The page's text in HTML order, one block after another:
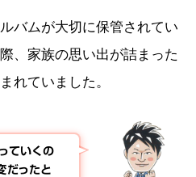
バムが大切に保管されてい
、家族の思い出が詰まった
れていました。
ていくの
だったと